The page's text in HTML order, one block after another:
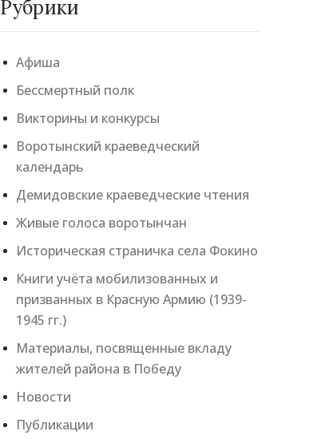
Рубрики
Афиша
Бессмертный полк
Викторины и конкурсы
Воротынский краеведческий
календарь
Демидовские краеведческие чтения
Живые голоса воротынчан
Историческая страничка села Фокино
Книги учёта мобилизованных и
призванных в Красную Армию (1939-
1945 гг.)
Материалы, посвященные вкладу
жителей района в Победу
Новости
Публикации